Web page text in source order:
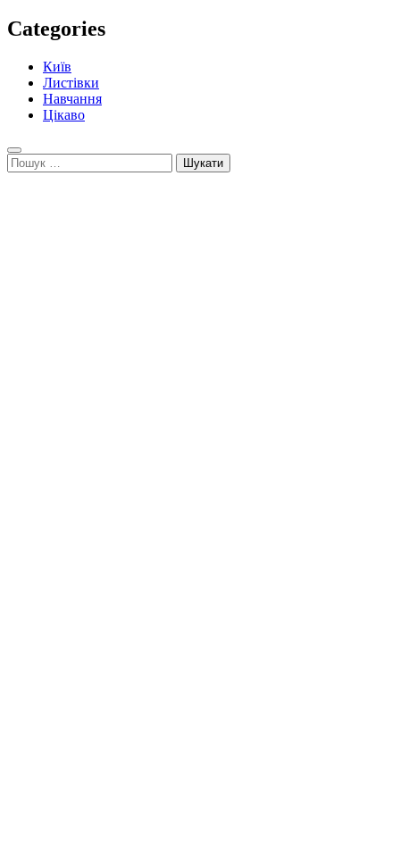
Categories
Київ
Листівки
Навчання
Цікаво
Пошук: